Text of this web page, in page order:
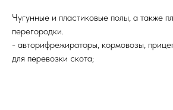
Чугунные и пластиковые полы, а также
перегородки.
- авторифрежираторы, кормовозы,
для перевозки скота;